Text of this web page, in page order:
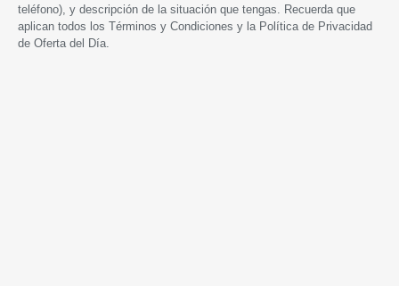
teléfono), y descripción de la situación que tengas. Recuerda que
aplican todos los Términos y Condiciones y la Política de Privacidad
de Oferta del Día.